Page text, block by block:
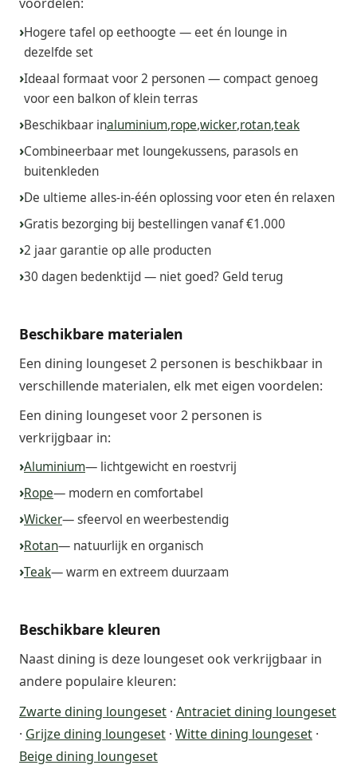
Hogere tafel op eethoogte — eet én lounge in
dezelfde set
Ideaal formaat voor 2 personen — compact genoeg
voor een balkon of klein terras
Beschikbaar inaluminium,rope,wicker,rotan,teak
Combineerbaar met loungekussens, parasols en
buitenkleden
De ultieme alles-in-één oplossing voor eten én relaxen
Gratis bezorging bij bestellingen vanaf €1.000
2 jaar garantie op alle producten
30 dagen bedenktijd — niet goed? Geld terug
Beschikbare materialen
Een dining loungeset 2 personen is beschikbaar in
verschillende materialen, elk met eigen voordelen:
Een dining loungeset voor 2 personen is
verkrijgbaar in:
Aluminium— lichtgewicht en roestvrij
Rope— modern en comfortabel
Wicker— sfeervol en weerbestendig
Rotan— natuurlijk en organisch
Teak— warm en extreem duurzaam
Beschikbare kleuren
Naast dining is deze loungeset ook verkrijgbaar in
andere populaire kleuren:
Zwarte dining loungeset · Antraciet dining loungeset
· Grijze dining loungeset · Witte dining loungeset ·
Beige dining loungeset